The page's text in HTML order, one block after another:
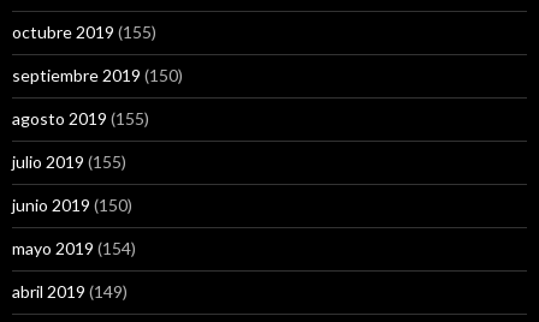
octubre 2019 (155)
septiembre 2019 (150)
agosto 2019 (155)
julio 2019 (155)
junio 2019 (150)
mayo 2019 (154)
abril 2019 (149)